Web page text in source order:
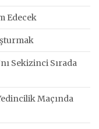
Edecek
Sekizinci Sırada
Maçında